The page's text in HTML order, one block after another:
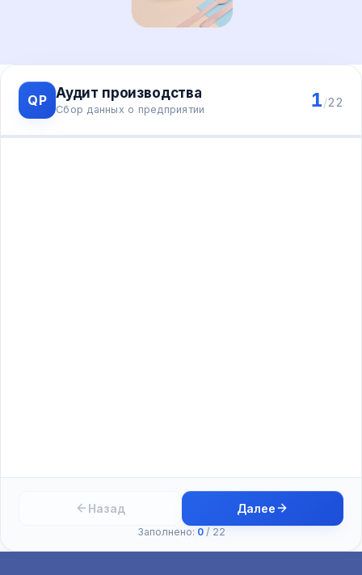
QP Аудит производства
Сбор данных о предприятии 1/22
Заполнено: 0/ 22
Назад Далее